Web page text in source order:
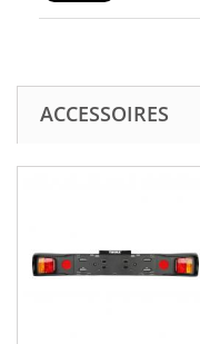
ACCESSOIRES